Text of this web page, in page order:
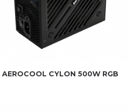
AEROCOOL CYLON 500W RGB